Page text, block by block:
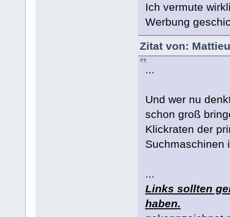
Ich vermute
Werbung
Zitat von:
...
Und wer nu
schon groß
Klickraten der
Suchmaschinen
...
Links sollten
haben.